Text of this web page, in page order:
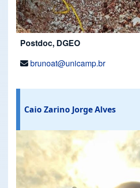
Postdoc, DGEO
brunoat@unicamp.br
Caio Zarino Jorge Alves